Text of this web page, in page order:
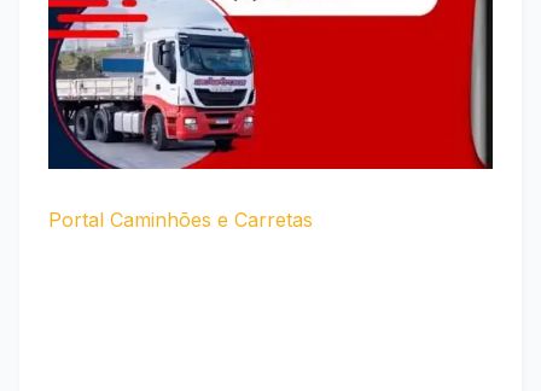
Portal Caminhões e Carretas